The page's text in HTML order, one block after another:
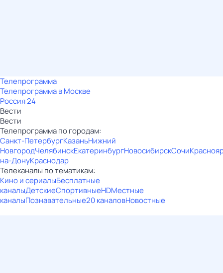
Телепрограмма
Телепрограмма в Москве
Россия 24
Вести
Вести
Телепрограмма по городам:
Санкт-ПетербургКазаньНижний
НовгородЧелябинскЕкатеринбургНовосибирскСочи
на-ДонуКраснодар
Телеканалы по тематикам:
Кино и сериалыБесплатные
каналыДетскиеСпортивныеHDМестные
каналыПознавательные20 каналовНовостные